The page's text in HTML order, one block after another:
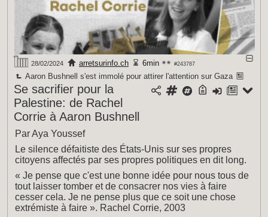
28/02/2024 arretsurinfo.ch 6min #243787
Aaron Bushnell s'est immolé pour attirer l'attention sur Gaza
Se sacrifier pour la
Palestine: de Rachel
Corrie à Aaron Bushnell
Par Aya Youssef
Le silence défaitiste des États-Unis sur ses propres
citoyens affectés par ses propres politiques en dit long.
« Je pense que c'est une bonne idée pour nous tous de
tout laisser tomber et de consacrer nos vies à faire
cesser cela. Je ne pense plus que ce soit une chose
extrémiste à faire ». Rachel Corrie, 2003